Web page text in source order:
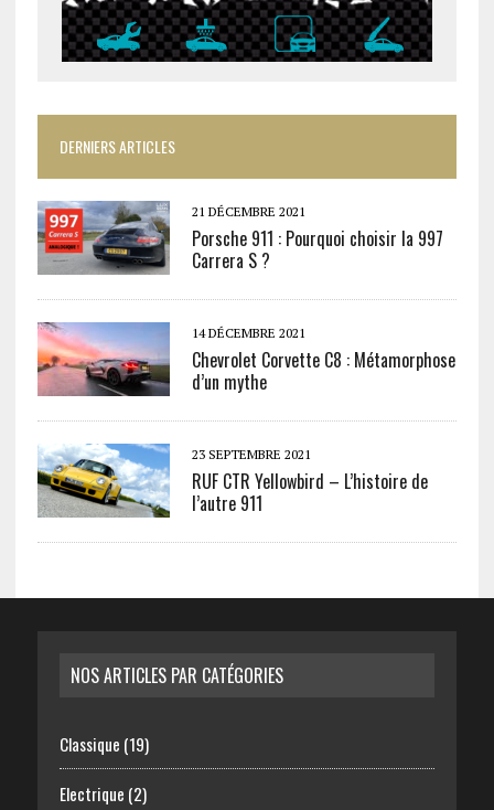
DERNIERS ARTICLES
21 DÉCEMBRE 2021
Porsche 911 : Pourquoi choisir la 997
Carrera S ?
14 DÉCEMBRE 2021
Chevrolet Corvette C8 : Métamorphose
d’un mythe
23 SEPTEMBRE 2021
RUF CTR Yellowbird – L’histoire de
l’autre 911
NOS ARTICLES PAR CATÉGORIES
Classique (19)
Electrique (2)